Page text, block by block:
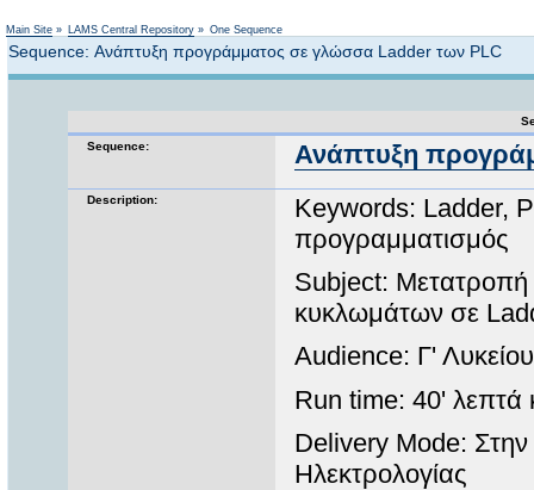
Main Site » LAMS Central Repository » One Sequence
Sequence: Ανάπτυξη προγράμματος σε γλώσσα Ladder των PLC
Sequence:
Ανάπτυξη
Description:
Keywords: Ladder,
προγραμματισμός
Subject: Μετατροπή
κυκλωμάτων σε
Audience: Γ'
Run time: 40' λεπτά
Delivery Mode: Στην
Ηλεκτρολογίας